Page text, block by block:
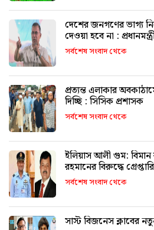
দেশের জনগণের ভাগ্য
দেওয়া হবে না : প্রধানমন্ত্রী
সর্বশেষ সংবাদ থেকে
প্রত্যন্ত এলাকার
দিচ্ছি : সিসিক প্রশাসক
সর্বশেষ সংবাদ থেকে
ইলিয়াস আলী গুম: বিমান বাহিনীর কর্মকর্তা সাইফুর
রহমানের বিরুদ্ধে
সর্বশেষ সংবাদ থেকে
সাস্ট বিজনেস ক্লাবের